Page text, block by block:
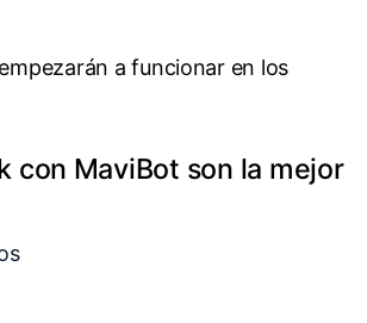
a funcionar en los
con MaviBot son la mejor